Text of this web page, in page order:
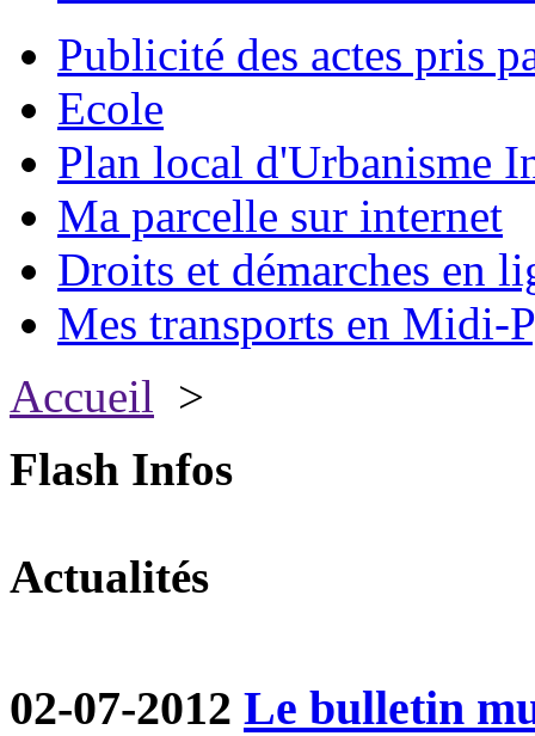
Publicité des actes pris
Ecole
Plan local d'Urbanisme
Ma parcelle sur internet
Droits et démarches en
Mes transports en Midi-
Accueil >
Flash Infos
Actualités
02-07-2012 Le bulletin